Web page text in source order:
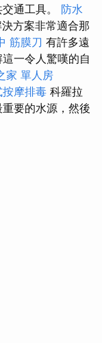
通工具。 防水
方案非常適合那
筋膜刀 有許多遠
一令人驚嘆的自
家 單人房
摩排毒 科羅拉
要的水源，然後